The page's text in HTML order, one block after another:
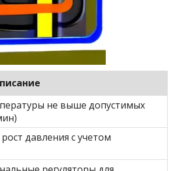
не выше допустимых
давления с учетом